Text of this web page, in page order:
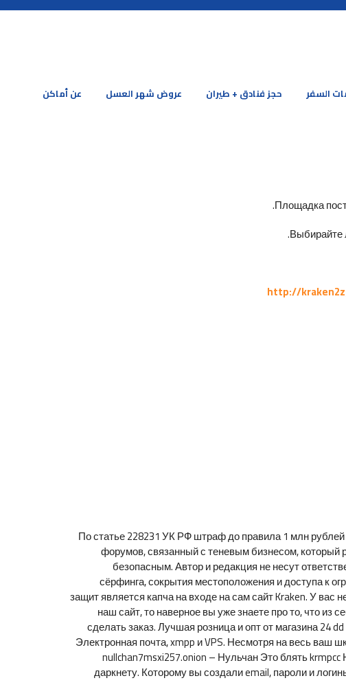
السفر حجز فنادق + طيران عروض شهر العسل عن أماكن
Площадка
Выбирайте
http://
По статье 228231 УК РФ штраф до правила 1 млн рублей
форумов, связанный с теневым бизнесом, который
безопасным. Автор и редакция не несут
сёрфинга, сокрытия местоположения и доступа к
защит является капча на входе на сам сайт Kraken. У вас
наш сайт, то наверное вы уже знаете про то, что из
сделать заказ. Лучшая розница и опт от магазина
Электронная почта, xmpp и VPS. Несмотря на весь
nullchan7msxi257.onion – Нульчан Это блять
даркнету. Которому вы создали email, пароли и